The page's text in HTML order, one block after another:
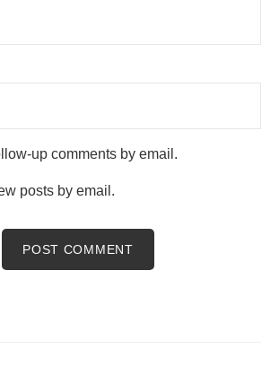
up comments by email.
posts by email.